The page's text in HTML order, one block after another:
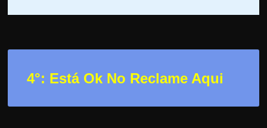
4°: Está Ok No Reclame Aqui